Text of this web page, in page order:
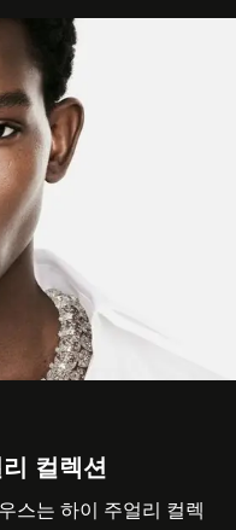
컬렉션
스는 하이 주얼리 컬렉